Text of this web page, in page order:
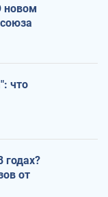
новом
что
годах?
от